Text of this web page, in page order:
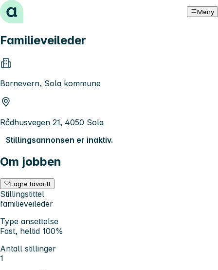
Hopp til innhold Meny
Familieveileder
Barnevern, Sola kommune
Rådhusvegen 21, 4050 Sola
Stillingsannonsen er inaktiv.
Om jobben
Lagre favoritt
Stillingstittel
familieveileder
Type ansettelse
Fast, heltid 100%
Antall stillinger
1